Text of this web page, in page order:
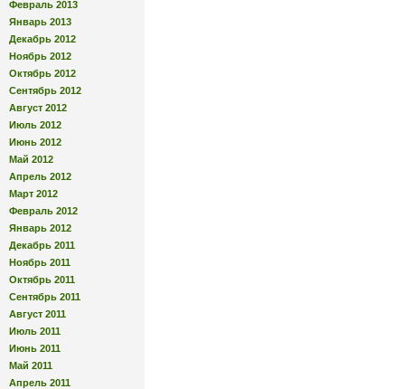
Февраль 2013
Январь 2013
Декабрь 2012
Ноябрь 2012
Октябрь 2012
Сентябрь 2012
Август 2012
Июль 2012
Июнь 2012
Май 2012
Апрель 2012
Март 2012
Февраль 2012
Январь 2012
Декабрь 2011
Ноябрь 2011
Октябрь 2011
Сентябрь 2011
Август 2011
Июль 2011
Июнь 2011
Май 2011
Апрель 2011